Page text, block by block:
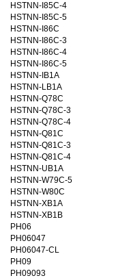
HSTNN-I85C-4
HSTNN-I85C-5
HSTNN-I86C
HSTNN-I86C-3
HSTNN-I86C-4
HSTNN-I86C-5
HSTNN-IB1A
HSTNN-LB1A
HSTNN-Q78C
HSTNN-Q78C-3
HSTNN-Q78C-4
HSTNN-Q81C
HSTNN-Q81C-3
HSTNN-Q81C-4
HSTNN-UB1A
HSTNN-W79C-5
HSTNN-W80C
HSTNN-XB1A
HSTNN-XB1B
PH06
PH06047
PH06047-CL
PH09
PH09093